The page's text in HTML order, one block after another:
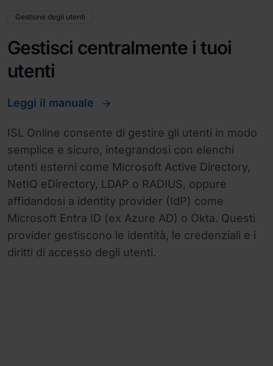
Gestione degli utenti
Gestisci centralmente i tuoi
utenti
Leggi il manuale
ISL Online consente di gestire gli utenti in modo
semplice e sicuro, integrandosi con elenchi
utenti esterni come Microsoft Active Directory,
NetIQ eDirectory, LDAP o RADIUS, oppure
affidandosi a identity provider (IdP) come
Microsoft Entra ID (ex Azure AD) o Okta. Questi
provider gestiscono le identità, le credenziali e i
diritti di accesso degli utenti.